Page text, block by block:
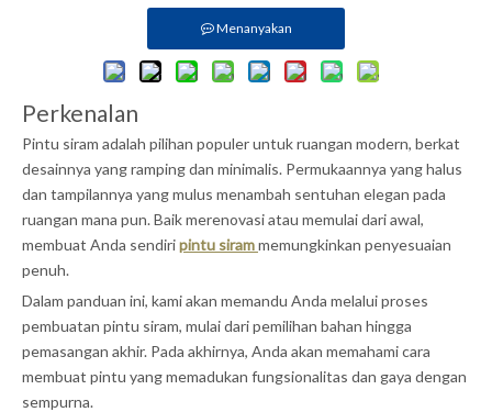
Menanyakan
Perkenalan
Pintu siram adalah pilihan populer untuk ruangan modern, berkat
desainnya yang ramping dan minimalis. Permukaannya yang halus
dan tampilannya yang mulus menambah sentuhan elegan pada
ruangan mana pun. Baik merenovasi atau memulai dari awal,
membuat Anda sendiripintu sirammemungkinkan penyesuaian
penuh.
Dalam panduan ini, kami akan memandu Anda melalui proses
pembuatan pintu siram, mulai dari pemilihan bahan hingga
pemasangan akhir. Pada akhirnya, Anda akan memahami cara
membuat pintu yang memadukan fungsionalitas dan gaya dengan
sempurna.